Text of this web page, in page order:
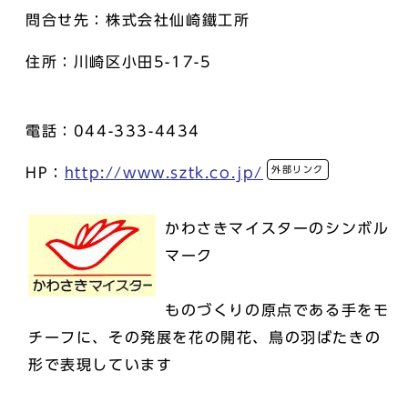
問合せ先：株式会社仙崎鐵工所
住所：川崎区小田5-17-5
電話：044-333-4434
HP： http://www.sztk.co.jp/ 外部リンク
かわさきマイスターのシンボル
マーク
ものづくりの原点である手をモ
チーフに、その発展を花の開花、鳥の羽ばたきの
形で表現しています